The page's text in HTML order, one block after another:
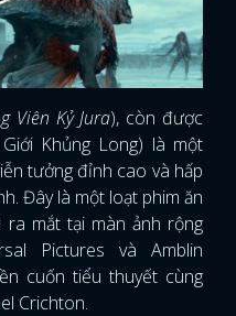
Viên Kỷ Jura), còn được
Khủng Long) là một
tưởng đỉnh cao và hấp
Đây là một loạt phim ăn
ra mắt tại màn ảnh rộng
Pictures và Amblin
cuốn tiểu thuyết cùng
Crichton.